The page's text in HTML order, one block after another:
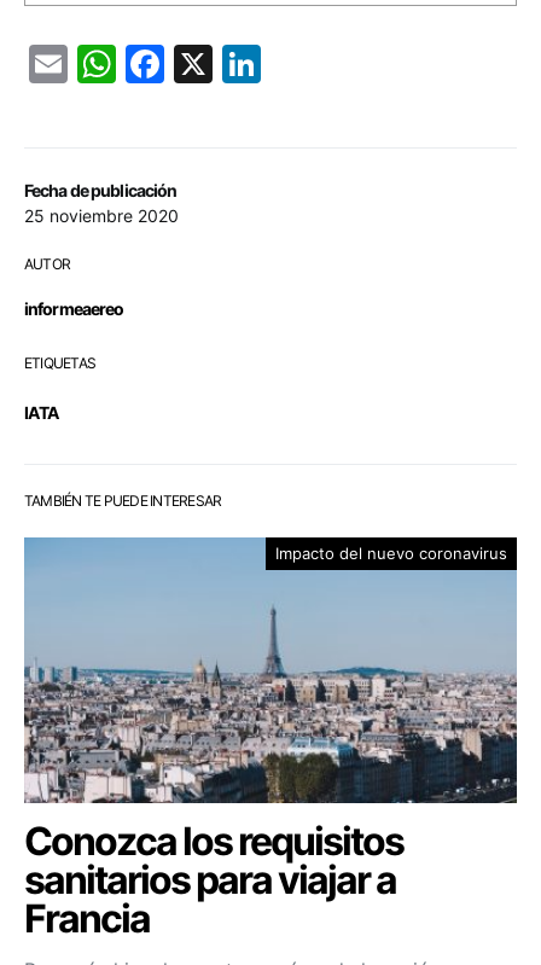
Fecha de publicación
25 noviembre 2020
AUTOR
informeaereo
ETIQUETAS
IATA
EmailWhatsApp
Facebook
X
TAMBIÉN TE PUEDE INTERESAR
Impacto del nuevo coronavirus
Conozca los requisitos
sanitarios para viajar a
Francia